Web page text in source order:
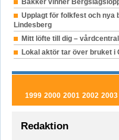
Upplagt för folkfest och nya
Lindesberg
Mitt löfte till dig –
Lokal aktör tar över bruket i
1999 2000 2001 2002 2003
Redaktion